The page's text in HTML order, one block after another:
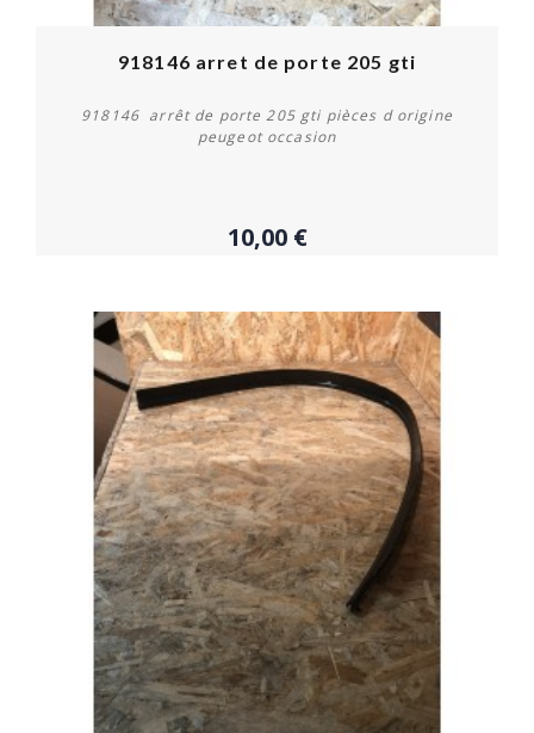
Acheter
918146 arret de porte 205 gti
918146 arrêt de porte 205 gti pièces d origine
peugeot occasion
10,00 €